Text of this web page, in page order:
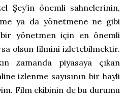
Şey’in önemli sahnelerinin,
ya da yönetmene ne gibi
yönetmen için en önemli
olsun filmini izletebilmektir.
zamanda piyasaya çıkan
izlenme sayısının bir hayli
Film ekibinin de bu durumu